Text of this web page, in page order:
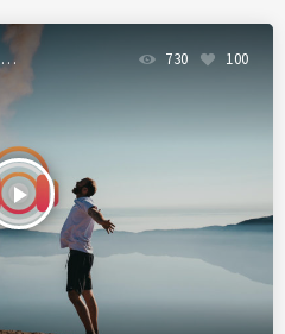
play_arrow
730 100